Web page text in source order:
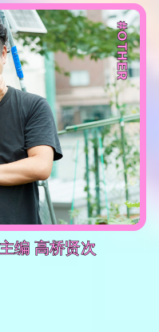
#OTHER
编 高桥贤次